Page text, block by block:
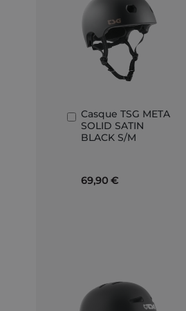
Casque TSG META
SOLID SATIN
BLACK S/M
69,90 €
Ajouter
au
panier